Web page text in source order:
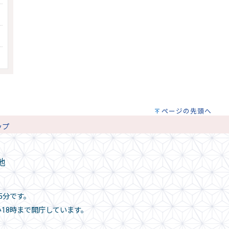
ページの先頭へ
プ
です。
時まで開庁しています。